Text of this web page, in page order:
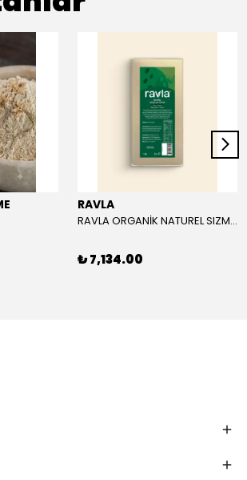
RAVLA
RAVLA ORGANİK NATUREL SIZMA ZEYTİNYAĞI 5L
₺ 7,134.00